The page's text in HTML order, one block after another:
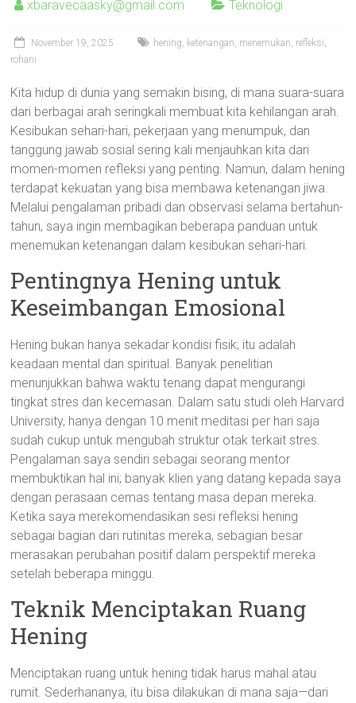
xbaravecaasky@gmail.com Teknologi
November 19, 2025 hening, ketenangan, menemukan, refleksi,
rohani
Kita hidup di dunia yang semakin bising, di mana suara-suara
dari berbagai arah seringkali membuat kita kehilangan arah.
Kesibukan sehari-hari, pekerjaan yang menumpuk, dan
tanggung jawab sosial sering kali menjauhkan kita dari
momen-momen refleksi yang penting. Namun, dalam hening
terdapat kekuatan yang bisa membawa ketenangan jiwa.
Melalui pengalaman pribadi dan observasi selama bertahun-
tahun, saya ingin membagikan beberapa panduan untuk
menemukan ketenangan dalam kesibukan sehari-hari.
Pentingnya Hening untuk
Keseimbangan Emosional
Hening bukan hanya sekadar kondisi fisik; itu adalah
keadaan mental dan spiritual. Banyak penelitian
menunjukkan bahwa waktu tenang dapat mengurangi
tingkat stres dan kecemasan. Dalam satu studi oleh Harvard
University, hanya dengan 10 menit meditasi per hari saja
sudah cukup untuk mengubah struktur otak terkait stres.
Pengalaman saya sendiri sebagai seorang mentor
membuktikan hal ini; banyak klien yang datang kepada saya
dengan perasaan cemas tentang masa depan mereka.
Ketika saya merekomendasikan sesi refleksi hening
sebagai bagian dari rutinitas mereka, sebagian besar
merasakan perubahan positif dalam perspektif mereka
setelah beberapa minggu.
Teknik Menciptakan Ruang
Hening
Menciptakan ruang untuk hening tidak harus mahal atau
rumit. Sederhananya, itu bisa dilakukan di mana saja—dari